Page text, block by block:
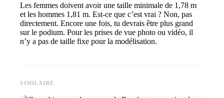
Les femmes doivent avoir une taille minimale de 1,78 m
et les hommes 1,81 m. Est-ce que c’est vrai ? Non, pas
directement. Encore une fois, tu devrais être plus grand
sur le podium. Pour les prises de vue photo ou vidéo, il
n’y a pas de taille fixe pour la modélisation.
SIMILAIRE